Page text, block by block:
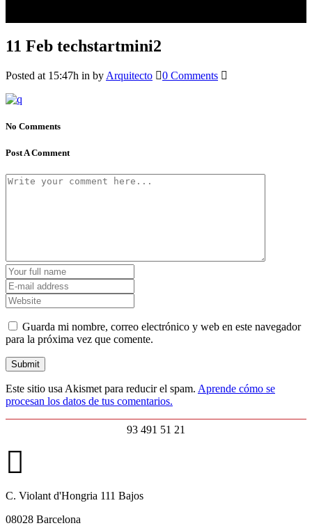
11 Feb techstartmini2
Posted at 15:47h in by Arquitecto 0 Comments
No Comments
Post A Comment
Guarda mi nombre, correo electrónico y web en este navegador
para la próxima vez que comente.
Este sitio usa Akismet para reducir el spam. Aprende cómo se
procesan los datos de tus comentarios.
93 491 51 21
C. Violant d'Hongria 111 Bajos
08028 Barcelona